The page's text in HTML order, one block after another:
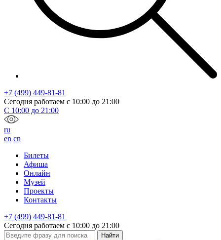
+7 (499) 449-81-81
Сегодня работаем с 10:00 до 21:00
С 10:00 до 21:00
ru
en cn
Билеты
Афиша
Онлайн
Музей
Проекты
Контакты
+7 (499) 449-81-81
Сегодня работаем с 10:00 до 21:00